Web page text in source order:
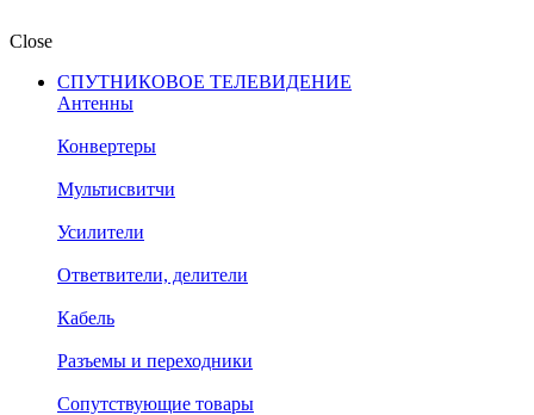
Close
СПУТНИКОВОЕ ТЕЛЕВИДЕНИЕ
Антенны
Конвертеры
Мультисвитчи
Усилители
Ответвители, делители
Кабель
Разъемы и переходники
Сопутствующие товары